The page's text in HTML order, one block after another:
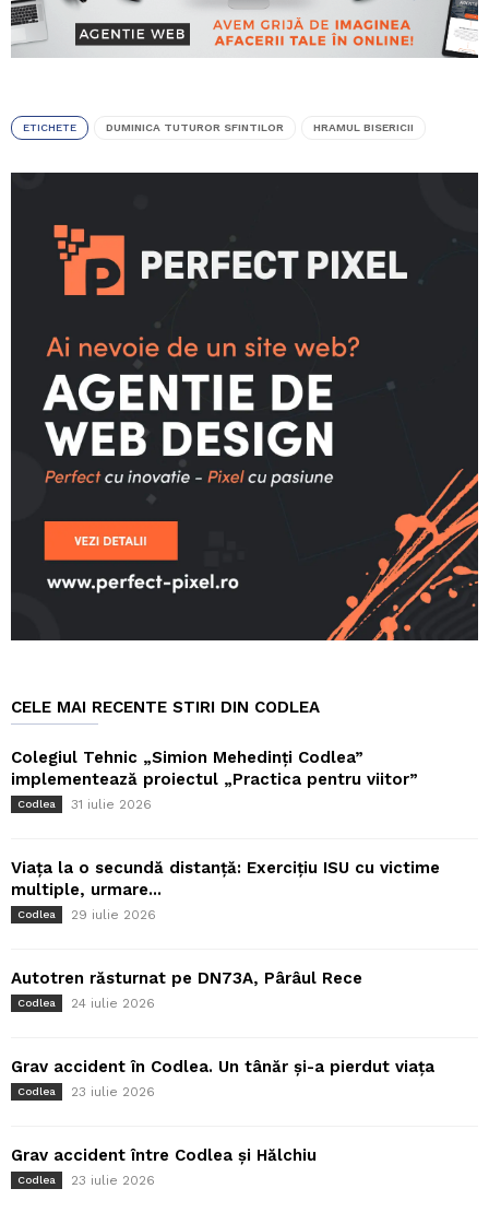
ETICHETE DUMINICA TUTUROR SFINTILOR HRAMUL BISERICII
CELE MAI RECENTE STIRI DIN CODLEA
Colegiul Tehnic „Simion Mehedinți Codlea”
implementează proiectul „Practica pentru viitor”
Codlea 31 iulie 2026
Viața la o secundă distanță: Exercițiu ISU cu victime
multiple, urmare...
Codlea 29 iulie 2026
Autotren răsturnat pe DN73A, Pârâul Rece
Codlea 24 iulie 2026
Grav accident în Codlea. Un tânăr și-a pierdut viața
Codlea 23 iulie 2026
Grav accident între Codlea și Hălchiu
Codlea 23 iulie 2026